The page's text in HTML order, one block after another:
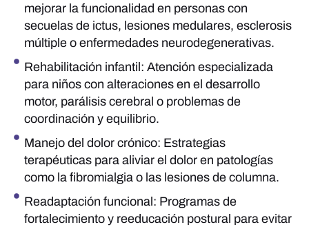
mejorar la funcionalidad en personas con
secuelas de ictus, lesiones medulares, esclerosis
múltiple o enfermedades neurodegenerativas.
Rehabilitación infantil: Atención especializada
para niños con alteraciones en el desarrollo
motor, parálisis cerebral o problemas de
coordinación y equilibrio.
Manejo del dolor crónico: Estrategias
terapéuticas para aliviar el dolor en patologías
como la fibromialgia o las lesiones de columna.
Readaptación funcional: Programas de
fortalecimiento y reeducación postural para evitar